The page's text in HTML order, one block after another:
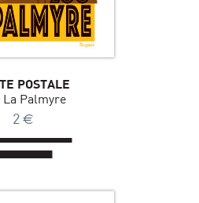
POSTALE
La Palmyre
2 €